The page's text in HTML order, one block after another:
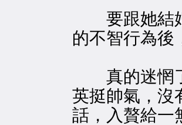
要跟她結婚
的不智行為後
真的迷惘了
英挺帥氣，沒
話，入贅給一